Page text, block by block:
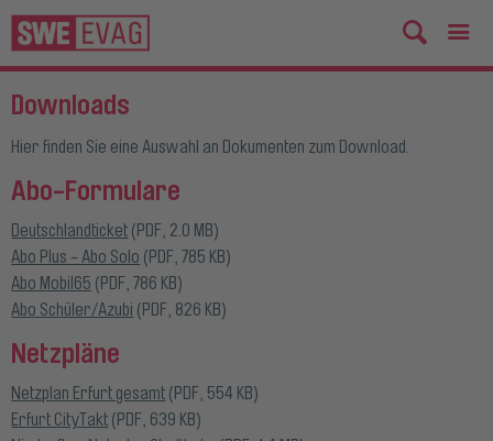
Downloads
Hier finden Sie eine Auswahl an Dokumenten zum Download.
Abo-Formulare
Deutschlandticket (PDF, 2.0 MB)
Abo Plus - Abo Solo (PDF, 785 KB)
Abo Mobil65 (PDF, 786 KB)
Abo Schüler/Azubi (PDF, 826 KB)
Netzpläne
Netzplan Erfurt gesamt (PDF, 554 KB)
Erfurt CityTakt (PDF, 639 KB)